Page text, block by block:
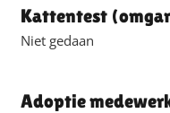
Kattentest
Niet gedaan
Adoptie